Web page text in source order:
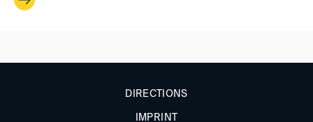
DIRECTIONS
IMPRINT